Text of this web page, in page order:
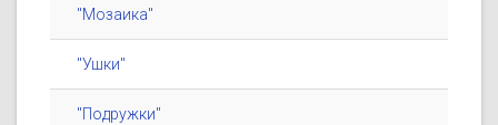
"Мозаика"
"Ушки"
"Подружки"